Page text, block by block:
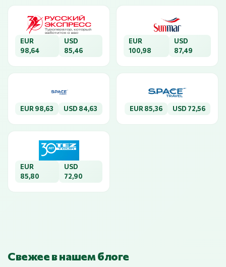
EUR
98,64
USD
85,46
EUR
100,98
USD
87,49
EUR 98,63 USD 84,63 EUR 85,36 USD 72,56
EUR
85,80
USD
72,90
Свежее в нашем блоге